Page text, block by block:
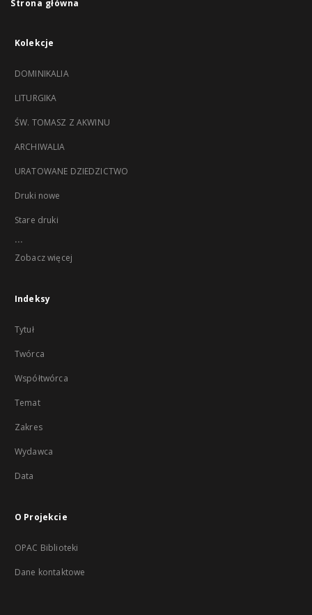
Strona główna
Kolekcje
DOMINIKALIA
LITURGIKA
ŚW. TOMASZ Z AKWINU
ARCHIWALIA
URATOWANE DZIEDZICTWO
Druki nowe
Stare druki
...
Zobacz więcej
Indeksy
Tytuł
Twórca
Współtwórca
Temat
Zakres
Wydawca
Data
O Projekcie
OPAC Biblioteki
Dane kontaktowe